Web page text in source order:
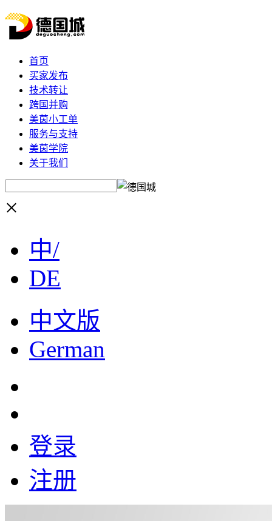
首页
买家发布
技术转让
跨国并购
美茵小工单
服务与支持
美茵学院
关于我们
×
中/
DE
中文版
German
登录
注册